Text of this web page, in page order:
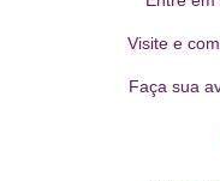
Visite e
Faça sua